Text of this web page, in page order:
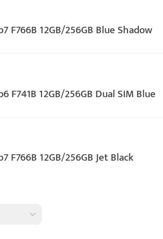
F766B 12GB/256GB Blue Shadow
F741B 12GB/256GB Dual SIM Blue
F766B 12GB/256GB Jet Black